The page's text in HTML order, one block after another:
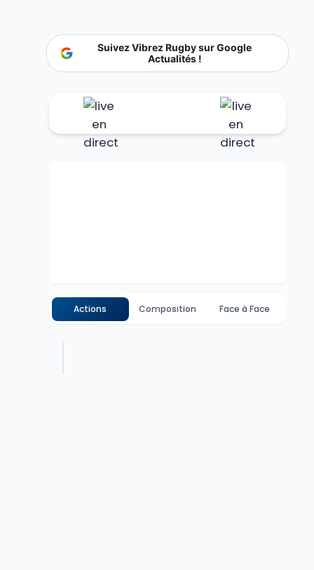
Suivez Vibrez Rugby sur Google
Actualités !
Actions Composition Face à Face